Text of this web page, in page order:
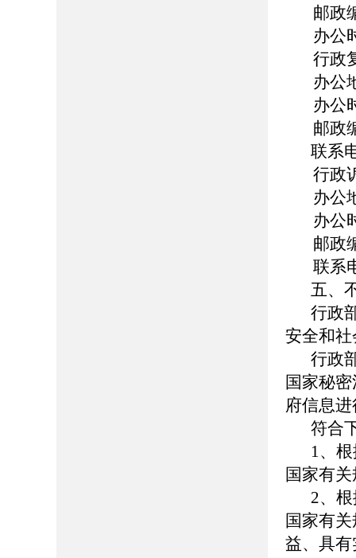
邮政编
办公时
行政复
办公地
办公时
邮政编
联系
行政诉
办公地
办公时
邮政编
联系电
五、
行政
安全和
行政
国家秘
府信息
符合
1、
国家有
2、
国家有
益、具